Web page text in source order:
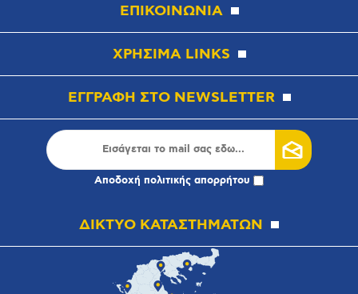
ΕΠΙΚΟΙΝΩΝΙΑ
ΧΡΗΣΙΜΑ LINKS
ΕΓΓΡΑΦΗ ΣΤΟ NEWSLETTER
Αποδοχή πολιτικής απορρήτου
ΔΙΚΤΥΟ ΚΑΤΑΣΤΗΜΑΤΩΝ